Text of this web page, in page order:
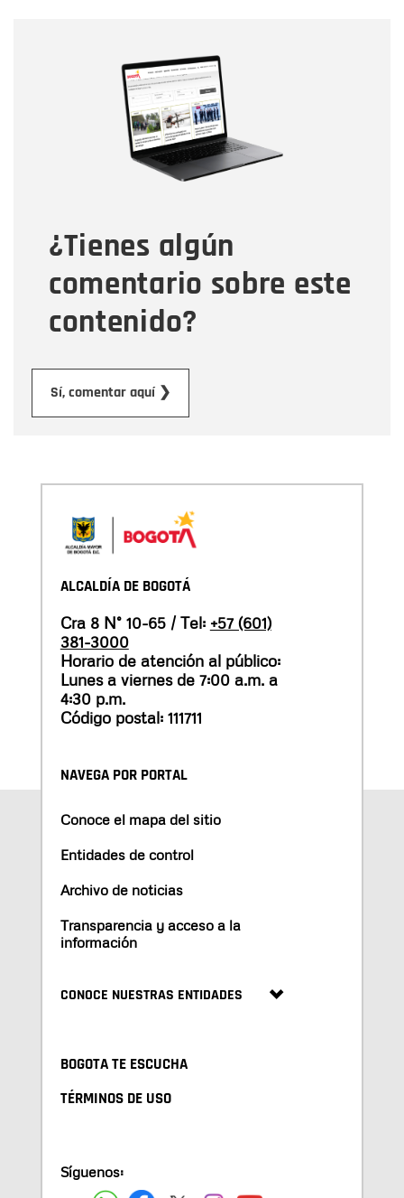
¿Tienes algún
comentario sobre este
contenido?
Sí, comentar aquí ❯
Correo electrónico
Tipo de comentario
Mensaje
ALCALDÍA DE BOGOTÁ
Cra 8 N° 10-65 / Tel: +57 (601)
381-3000
Horario de atención al público:
Lunes a viernes de 7:00 a.m. a
4:30 p.m.
Código postal: 111711
NAVEGA POR PORTAL
Conoce el mapa del sitio
Entidades de control
Archivo de noticias
Transparencia y acceso a la
información
CONOCE NUESTRAS ENTIDADES
BOGOTA TE ESCUCHA
TÉRMINOS DE USO
Síguenos: